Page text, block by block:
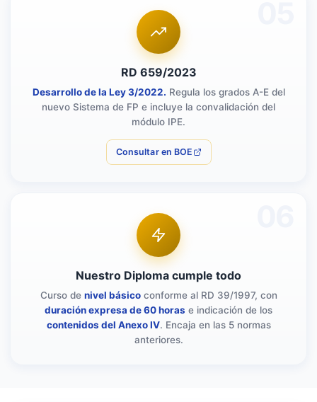
RD 659/2023
Desarrollo de la Ley 3/2022. Regula los grados A-E del
nuevo Sistema de FP e incluye la convalidación del
módulo IPE.
Consultar en BOE
Nuestro Diploma cumple todo
Curso de nivel básicoconforme al RD 39/1997, con
duración expresa de 60 horas e indicación de los
contenidos del Anexo IV. Encaja en las 5 normas
anteriores.